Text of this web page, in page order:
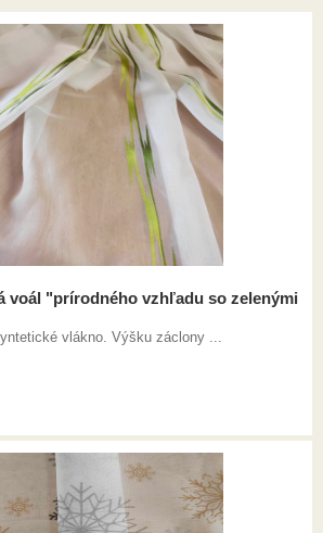
voál "prírodného vzhľadu so zelenými
vlákno. Výšku záclony ...